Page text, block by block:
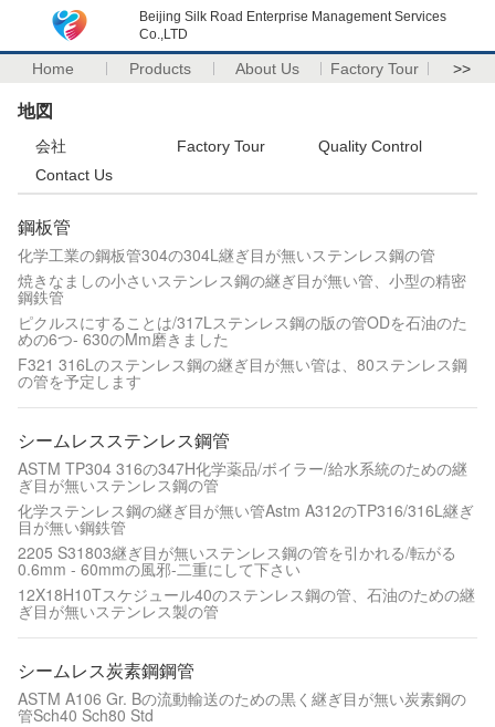
Beijing Silk Road Enterprise Management Services
Co.,LTD
Home Products About Us Factory Tour >>
地図
会社 Factory Tour
Quality Control
Contact Us
鋼板管
化学工業の鋼板管304の304L継ぎ目が無いステンレス鋼の管
焼きなましの小さいステンレス鋼の継ぎ目が無い管、小型の精密
鋼鉄管
ピクルスにすることは/317Lステンレス鋼の版の管ODを石油のた
めの6つ- 630のMm磨きました
F321 316Lのステンレス鋼の継ぎ目が無い管は、80ステンレス鋼
の管を予定します
シームレスステンレス鋼管
ASTM TP304 316の347H化学薬品/ボイラー/給水系統のための継
ぎ目が無いステンレス鋼の管
化学ステンレス鋼の継ぎ目が無い管Astm A312のTP316/316L継ぎ
目が無い鋼鉄管
2205 S31803継ぎ目が無いステンレス鋼の管を引かれる/転がる
0.6mm - 60mmの風邪-二重にして下さい
12X18H10Tスケジュール40のステンレス鋼の管、石油のための継
ぎ目が無いステンレス製の管
シームレス炭素鋼鋼管
ASTM A106 Gr. Bの流動輸送のための黒く継ぎ目が無い炭素鋼の
管Sch40 Sch80 Std